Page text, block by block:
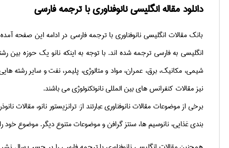
دانلود مقاله انگلیسی نانوفناوری با ترجمه فارسی
بانک مقالات انگلیسی نانوفناوری با ترجمه فارسی در ادامه این صفحه
انگلیسی به فارسی ترجمه شده اند. با توجه به اینکه نانو یک حوزه بین
شیمی، مکانیک، برق، عمران، مواد و متالوژی، پلیمر، نفت و سایر رشته
نیز مقالات کنفرانس های بین المللی نانوتکنولوژی می باشند.
برخی از موضوعات مقالات نانوفناوری عبارتند از: ترانزیستور نانو، مقالات
بندی غذایی، نانوسیم ها، سنتز گرافن و موضوعات متنوع دیگر. موضوع